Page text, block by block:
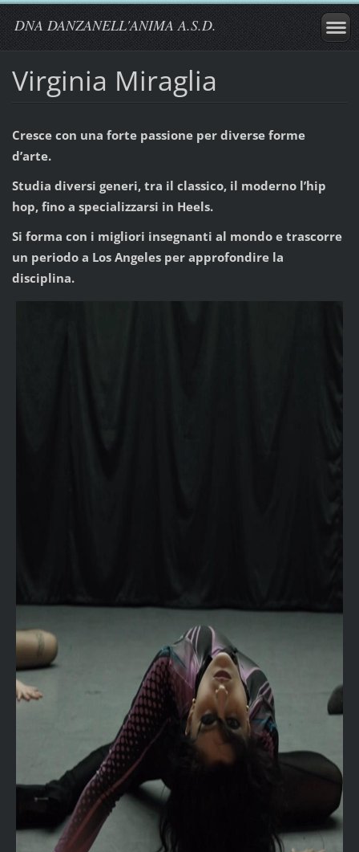
DNA DANZANELL'ANIMA A.S.D.
Virginia Miraglia
Cresce con una forte passione per diverse forme
d’arte.
Studia diversi generi, tra il classico, il moderno l’hip
hop, fino a specializzarsi in Heels.
Si forma con i migliori insegnanti al mondo e trascorre
un periodo a Los Angeles per approfondire la
disciplina.